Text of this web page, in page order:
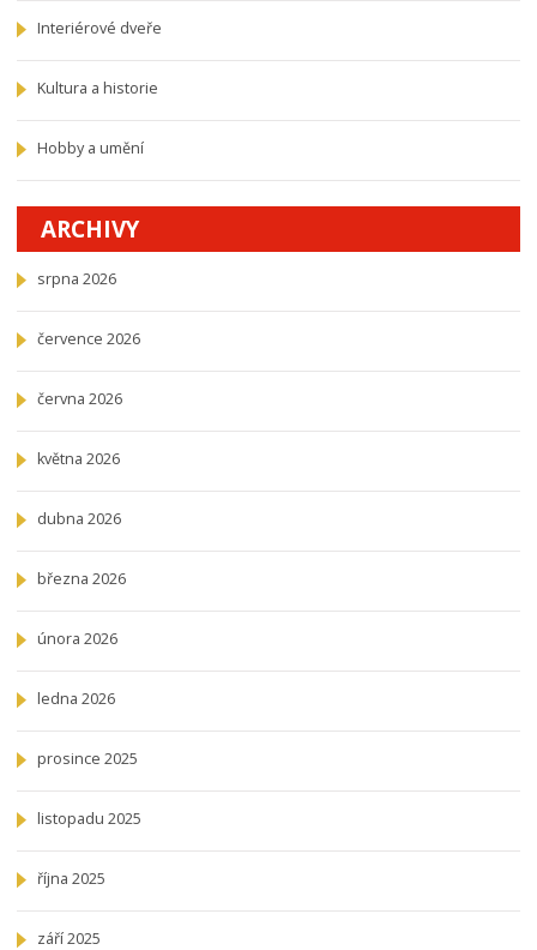
Interiérové dveře
Kultura a historie
Hobby a umění
ARCHIVY
srpna 2026
července 2026
června 2026
května 2026
dubna 2026
března 2026
února 2026
ledna 2026
prosince 2025
listopadu 2025
října 2025
září 2025